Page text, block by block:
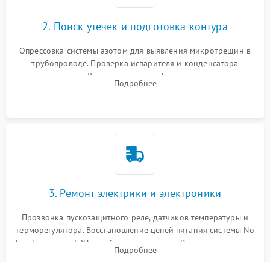
2. Поиск утечек и подготовка контура
Опрессовка системы азотом для выявления микротрещин в
трубопроводе. Проверка испарителя и конденсатора
течеискателем. Демонтаж старого фильтра-осушителя и
продувка капиллярной трубки для устранения засоров.
Подробнее
3. Ремонт электрики и электроники
Прозвонка пускозащитного реле, датчиков температуры и
терморегулятора. Восстановление цепей питания системы No
Frost, включая ТЭН оттайки и вентилятор. Ремонт или замена
платы управления при сбоях алгоритмов.
Подробнее